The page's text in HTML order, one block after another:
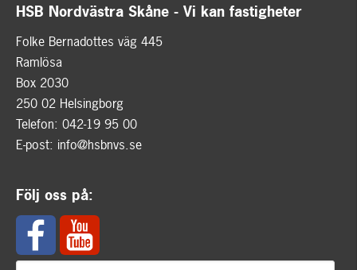
HSB Nordvästra Skåne - Vi kan fastigheter
Folke Bernadottes väg 445
Ramlösa
Box 2030
250 02 Helsingborg
Telefon: 042-19 95 00
E-post: info@hsbnvs.se
Följ oss på: